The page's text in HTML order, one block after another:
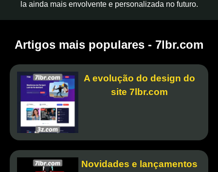
la ainda mais envolvente e personalizada no futuro.
Artigos mais populares - 7lbr.com
A evolução do design do
site 7lbr.com
Novidades e lançamentos